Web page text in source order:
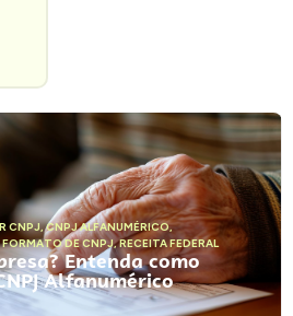
CNPJ,CNPJ ALFANUMÉRICO,
DE CNPJ,RECEITA FEDERAL
Entenda como
Alfanumérico